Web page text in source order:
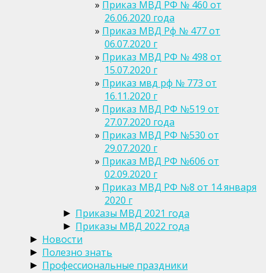
Приказ МВД РФ № 460 от
26.06.2020 года
Приказ МВД Рф № 477 от
06.07.2020 г
Приказ МВД РФ № 498 от
15.07.2020 г
Приказ мвд рф № 773 от
16.11.2020 г
Приказ МВД РФ №519 от
27.07.2020 года
Приказ МВД РФ №530 от
29.07.2020 г
Приказ МВД РФ №606 от
02.09.2020 г
Приказ МВД РФ №8 от 14 января
2020 г
► Приказы МВД 2021 года
► Приказы МВД 2022 года
► Новости
► Полезно знать
► Профессиональные праздники